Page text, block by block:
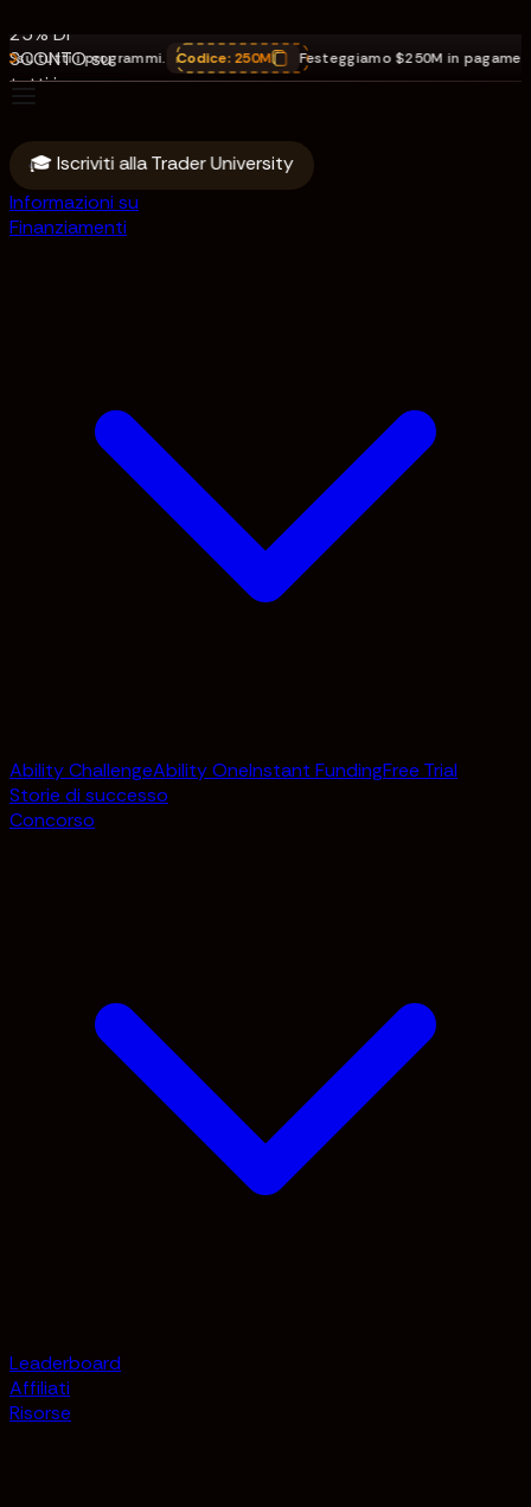
25% DI
SCONTO su
tutti i
250M
i programmi. Codice: 250M Festeggiamo $250M in pagamenti,
🎓 Iscriviti alla Trader University
Informazioni su
Finanziamenti
Ability ChallengeAbility OneInstant FundingFree Trial
Storie di successo
Concorso
Leaderboard
Affiliati
Risorse